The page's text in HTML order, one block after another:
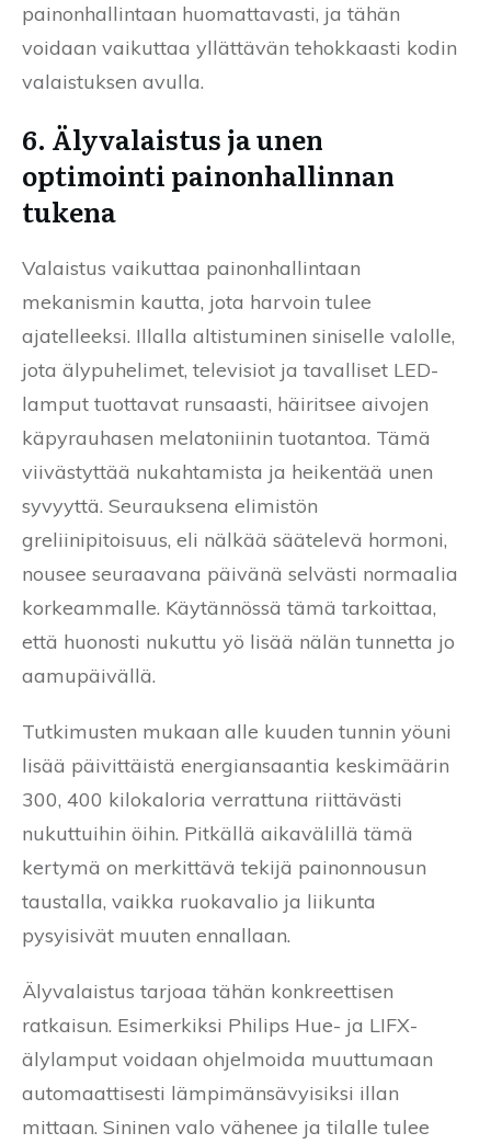
painonhallintaan huomattavasti, ja tähän
voidaan vaikuttaa yllättävän tehokkaasti kodin
valaistuksen avulla.
6. Älyvalaistus ja unen
optimointi painonhallinnan
tukena
Valaistus vaikuttaa painonhallintaan
mekanismin kautta, jota harvoin tulee
ajatelleeksi. Illalla altistuminen siniselle valolle,
jota älypuhelimet, televisiot ja tavalliset LED-
lamput tuottavat runsaasti, häiritsee aivojen
käpyrauhasen melatoniinin tuotantoa. Tämä
viivästyttää nukahtamista ja heikentää unen
syvyyttä. Seurauksena elimistön
greliinipitoisuus, eli nälkää säätelevä hormoni,
nousee seuraavana päivänä selvästi normaalia
korkeammalle. Käytännössä tämä tarkoittaa,
että huonosti nukuttu yö lisää nälän tunnetta jo
aamupäivällä.
Tutkimusten mukaan alle kuuden tunnin yöuni
lisää päivittäistä energiansaantia keskimäärin
300, 400 kilokaloria verrattuna riittävästi
nukuttuihin öihin. Pitkällä aikavälillä tämä
kertymä on merkittävä tekijä painonnousun
taustalla, vaikka ruokavalio ja liikunta
pysyisivät muuten ennallaan.
Älyvalaistus tarjoaa tähän konkreettisen
ratkaisun. Esimerkiksi Philips Hue- ja LIFX-
älylamput voidaan ohjelmoida muuttumaan
automaattisesti lämpimänsävyisiksi illan
mittaan. Sininen valo vähenee ja tilalle tulee